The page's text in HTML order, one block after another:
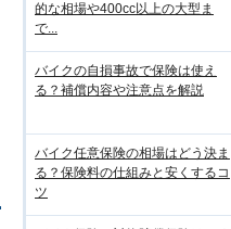
的な相場や400cc以上の大型ま
で...
バイクの自損事故で保険は使え
る？補償内容や注意点を解説
バイク任意保険の相場はどう決ま
る？保険料の仕組みと安くするコ
ツ